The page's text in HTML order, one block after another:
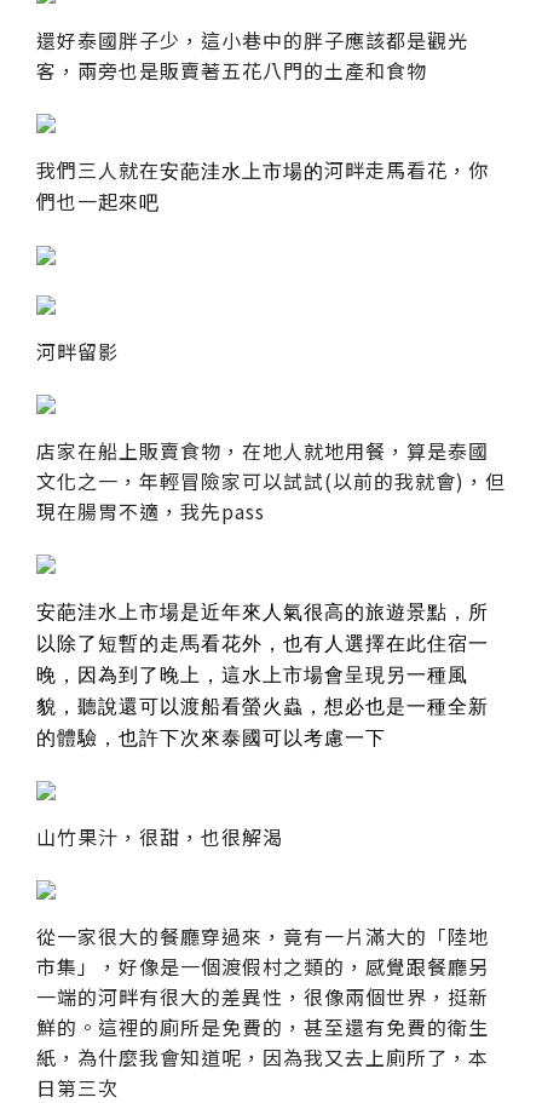
還好泰國胖子少，這小巷中的胖子應該都是觀光
客，兩旁也是販賣著五花八門的土產和食物
我們三人就在安葩洼水上市場的河畔走馬看花，你
們也一起來吧
河畔留影
店家在船上販賣食物，在地人就地用餐，算是泰國
文化之一，年輕冒險家可以試試(以前的我就會)，但
現在腸胃不適，我先pass
安葩洼水上市場是近年來人氣很高的旅遊景點，所
以除了短暫的走馬看花外，也有人選擇在此住宿一
晚，因為到了晚上，這水上市場會呈現另一種風
貌，聽說還可以渡船看螢火蟲，想必也是一種全新
的體驗，也許下次來泰國可以考慮一下
山竹果汁，很甜，也很解渴
從一家很大的餐廳穿過來，竟有一片滿大的「陸地
市集」，好像是一個渡假村之類的，感覺跟餐廳另
一端的河畔有很大的差異性，很像兩個世界，挺新
鮮的。這裡的廁所是免費的，甚至還有免費的衛生
紙，為什麼我會知道呢，因為我又去上廁所了，本
日第三次